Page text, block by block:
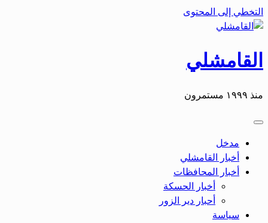
التخطي إلى المحتوى
القامشلي
منذ ١٩٩٩ مستمرون
مدخل
أخبار القامشلي
أخبار المحافظات
أخبار الحسكة
أحبار دير الزور
سياسة